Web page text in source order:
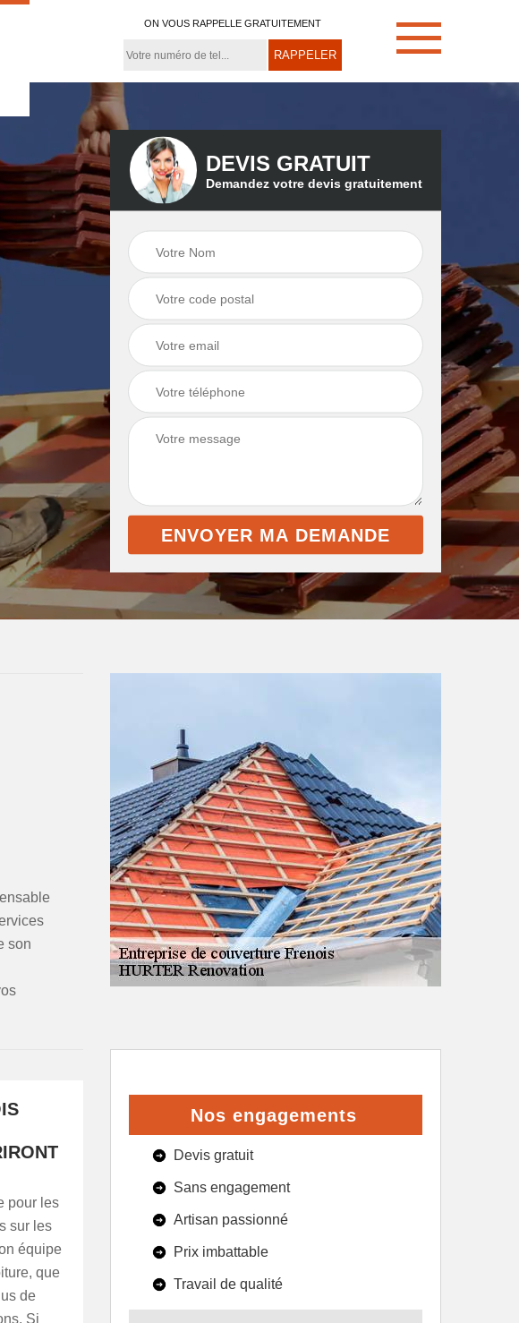
ON VOUS RAPPELLE GRATUITEMENT
Rénovation de
toiture 21
Démoussage de
toiture 21
Couvreur zingueur
21
DEVIS GRATUIT
Demandez votre devis gratuitement
son
pour les
sur les
équipe
que
de
Si
Nos engagements
Devis gratuit
Sans engagement
Artisan passionné
Prix imbattable
Travail de qualité